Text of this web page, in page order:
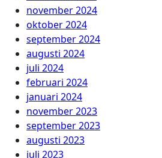
november 2024
oktober 2024
september 2024
augusti 2024
juli 2024
februari 2024
januari 2024
november 2023
september 2023
augusti 2023
juli 2023